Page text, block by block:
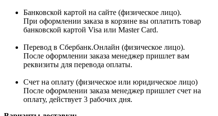
Банковской картой на сайте (физическое лицо).
При оформлении заказа в корзине вы оплатить товар
банковской картой Visa или Master Card.
Перевод в Сбербанк.Онлайн (физическое лицо).
После оформлении заказа менеджер пришлет вам
реквизиты для перевода оплаты.
Счет на оплату (физическое или юридическое лицо)
После оформлении заказа менеджер пришлет счет на
оплату, действует 3 рабочих дня.